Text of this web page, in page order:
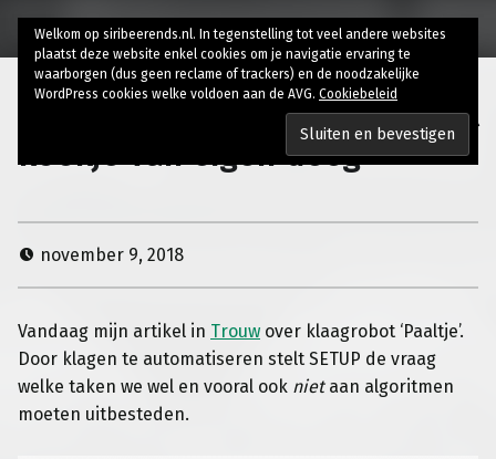
Digitaliserende overheid krijgt
koekje van eigen deeg
november 9, 2018
Vandaag mijn artikel in Trouw over klaagrobot ‘Paaltje’.
Door klagen te automatiseren stelt SETUP de vraag
welke taken we wel en vooral ook nietaan algoritmen
moeten uitbesteden.
Welkom op siribeerends.nl. In tegenstelling tot veel andere websites
plaatst deze website enkel cookies om je navigatie ervaring te
waarborgen (dus geen reclame of trackers) en de noodzakelijke
WordPress cookies welke voldoen aan de AVG. Cookiebeleid